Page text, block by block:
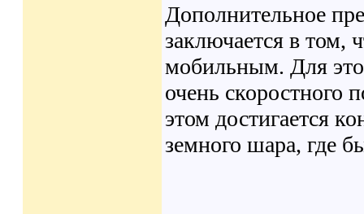
Дополнительное
заключается в том,
мобильным. Для
очень скоростного
этом достигается
земного шара, где